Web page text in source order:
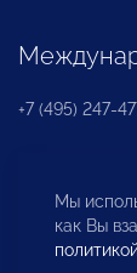
+7 (495) 247-
Бюро по
Мы
как Вы